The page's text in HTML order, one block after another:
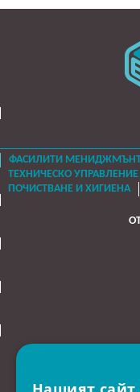
ФАСИЛИТИ
ТЕХНИЧЕСКО УПРАВЛЕНИЕ
ПОЧИСТВАНЕ И ХИГИЕНА